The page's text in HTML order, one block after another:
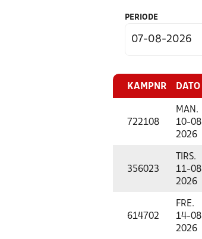
PERIODE
KAMPNR DATO
722108
MAN.
10-08
2026
356023
TIRS.
11-08
2026
614702
FRE.
14-08
2026